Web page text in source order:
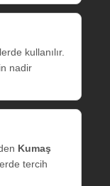
kullanılır.
nadir
Kumaş
tercih